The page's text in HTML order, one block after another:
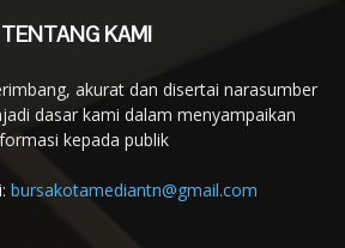
TENTANG KAMI
akurat dan disertai narasumber
dasar kami dalam menyampaikan
kepada publik
bursakotamediantn@gmail.com